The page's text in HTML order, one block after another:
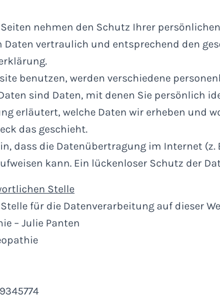
nehmen den Schutz Ihrer
Daten vertraulich und entsprechend den
benutzen, werden verschiedene
sind Daten, mit denen Sie persönlich
erläutert, welche Daten wir erheben und
das geschieht.
dass die Datenübertragung im Internet
kann. Ein lückenloser Schutz der
Stelle
für die Datenverarbeitung auf dieser
– Julie Panten